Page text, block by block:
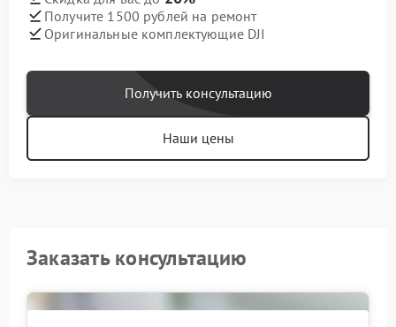
Получите 1500 рублей на ремонт
Оригинальные комплектующие DJI
Получить консультацию
Наши цены
Заказать консультацию